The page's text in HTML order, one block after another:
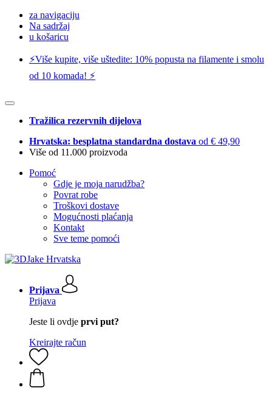
za navigaciju
Na sadržaj
u košaricu
⚡️Više kupite, više uštedite: 10% popusta na filamente i smolu
od 10 komada! ⚡️
Tražilica rezervnih dijelova
Hrvatska: besplatna standardna dostava od € 49,90
Više od 11.000 proizvoda
Pomoć
Gdje je moja narudžba?
Povrat robe
Troškovi dostave
Mogućnosti plaćanja
Kontakt
Sve teme pomoći
Prijava
Prijava
Jeste li ovdje prvi put?
Kreirajte račun